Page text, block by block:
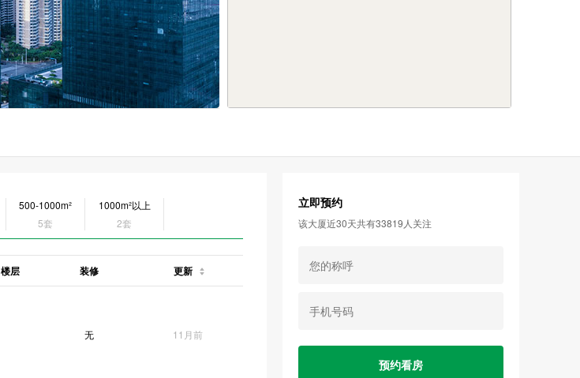
立即预约
该大厦近30天共有33819人关注
500-1000m²
5套
1000m²以上
2套
楼层 装修 更新
无 11月前